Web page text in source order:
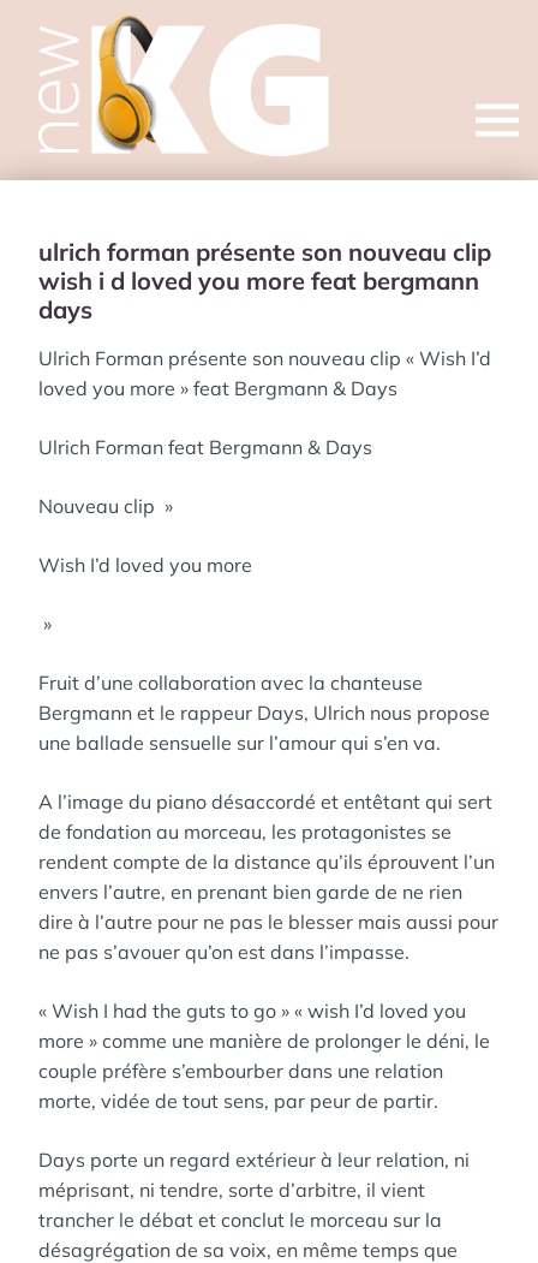
Open
ulrich forman présente son nouveau clip
wish i d loved you more feat bergmann
days
Ulrich Forman présente son nouveau clip « Wish I’d
loved you more » feat Bergmann & Days
Ulrich Forman feat Bergmann & Days
Nouveau clip »
Wish I’d loved you more
»
Fruit d’une collaboration avec la chanteuse
Bergmann et le rappeur Days, Ulrich nous propose
une ballade sensuelle sur l’amour qui s’en va.
A l’image du piano désaccordé et entêtant qui sert
de fondation au morceau, les protagonistes se
rendent compte de la distance qu’ils éprouvent l’un
envers l’autre, en prenant bien garde de ne rien
dire à l’autre pour ne pas le blesser mais aussi pour
ne pas s’avouer qu’on est dans l’impasse.
« Wish I had the guts to go » « wish I’d loved you
more » comme une manière de prolonger le déni, le
couple préfère s’embourber dans une relation
morte, vidée de tout sens, par peur de partir.
Days porte un regard extérieur à leur relation, ni
méprisant, ni tendre, sorte d’arbitre, il vient
trancher le débat et conclut le morceau sur la
désagrégation de sa voix, en même temps que